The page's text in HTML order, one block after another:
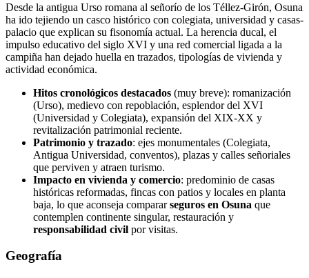
Desde la antigua Urso romana al señorío de los Téllez-Girón, Osuna
ha ido tejiendo un casco histórico con colegiata, universidad y casas-
palacio que explican su fisonomía actual. La herencia ducal, el
impulso educativo del siglo XVI y una red comercial ligada a la
campiña han dejado huella en trazados, tipologías de vivienda y
actividad económica.
Hitos cronológicos destacados (muy breve): romanización
(Urso), medievo con repoblación, esplendor del XVI
(Universidad y Colegiata), expansión del XIX-XX y
revitalización patrimonial reciente.
Patrimonio y trazado: ejes monumentales (Colegiata,
Antigua Universidad, conventos), plazas y calles señoriales
que perviven y atraen turismo.
Impacto en vivienda y comercio: predominio de casas
históricas reformadas, fincas con patios y locales en planta
baja, lo que aconseja compararseguros en Osuna que
contemplen continente singular, restauración y
responsabilidad civil por visitas.
Geografía